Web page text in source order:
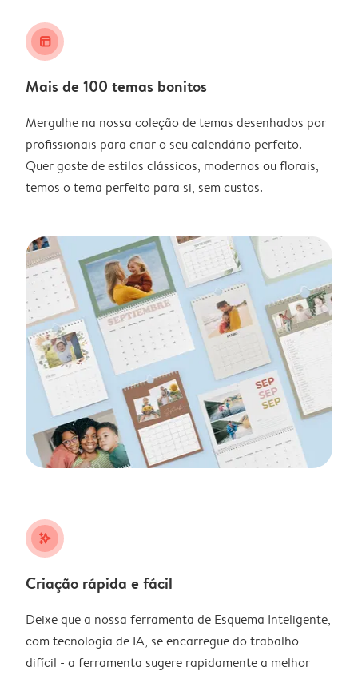
layout_alt
Mais de 100 temas bonitos
Mergulhe na nossa coleção de temas desenhados por
profissionais para criar o seu calendário perfeito.
Quer goste de estilos clássicos, modernos ou florais,
temos o tema perfeito para si, sem custos.
stars_plus
Criação rápida e fácil
Deixe que a nossa ferramenta de Esquema Inteligente,
com tecnologia de IA, se encarregue do trabalho
difícil - a ferramenta sugere rapidamente a melhor